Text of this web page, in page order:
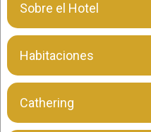
Sobre el Hotel
HOTEL JALDIN BOLIVAR II
de hospedaje basándose
cliente, con responsabilidad,
Habitaciones
El Hotel cuenta con las
Simple
Doble
Cathering